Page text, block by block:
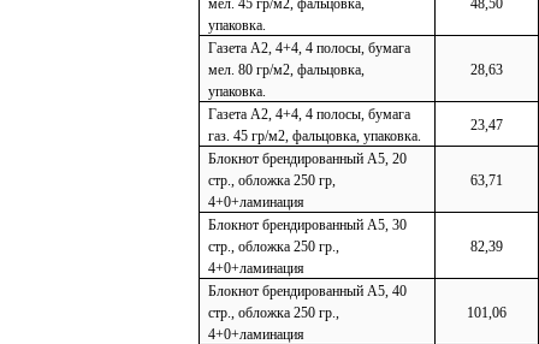
мел. 45 гр/м2, фальцовка,
упаковка.
48,50
Газета А2, 4+4, 4 полосы, бумага
мел. 80 гр/м2, фальцовка,
упаковка.
28,63
Газета А2, 4+4, 4 полосы, бумага
газ. 45 гр/м2, фальцовка, упаковка.
23,47
Блокнот брендированный А5, 20
стр., обложка 250 гр,
4+0+ламинация
63,71
Блокнот брендированный А5, 30
стр., обложка 250 гр.,
4+0+ламинация
82,39
Блокнот брендированный А5, 40
стр., обложка 250 гр.,
4+0+ламинация
101,06